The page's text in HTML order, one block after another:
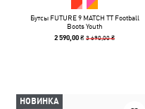
Бутсы FUTURE 9 MATCH TT Football
Boots Youth
2 590,00 ₴3 690,00 ₴
НОВИНКА